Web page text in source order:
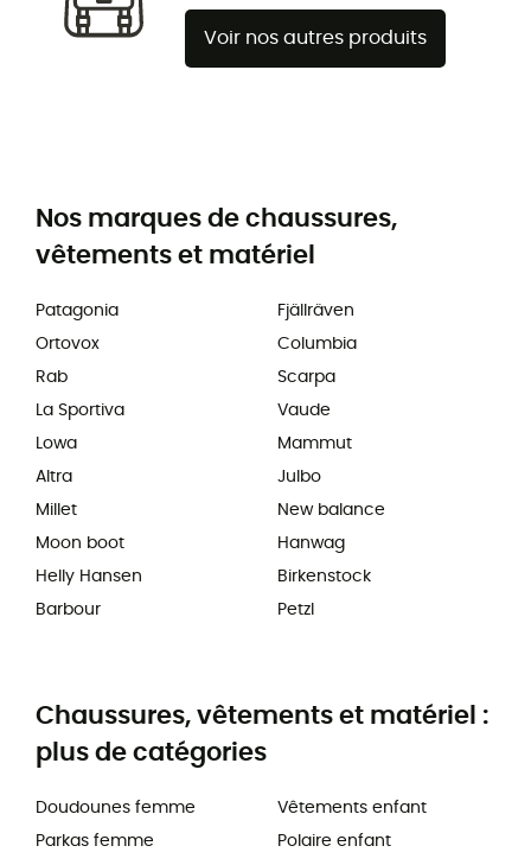
Voir nos autres produits
Nos marques de chaussures,
vêtements et matériel
Patagonia
Ortovox
Rab
La Sportiva
Lowa
Altra
Millet
Moon boot
Helly Hansen
Barbour
Fjällräven
Columbia
Scarpa
Vaude
Mammut
Julbo
New balance
Hanwag
Birkenstock
Petzl
Chaussures, vêtements et matériel :
plus de catégories
Doudounes femme
Parkas femme
Vêtements enfant
Polaire enfant